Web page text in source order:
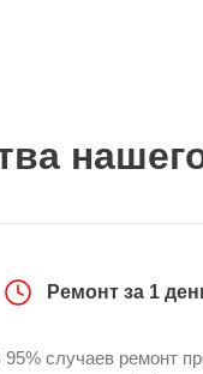
Ремонт за 1
95% случаев ремонт